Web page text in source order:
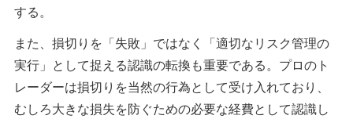
する。
また、損切りを「失敗」ではなく「適切なリスク管理の
実行」として捉える認識の転換も重要である。プロのト
レーダーは損切りを当然の行為として受け入れており、
むしろ大きな損失を防ぐための必要な経費として認識し